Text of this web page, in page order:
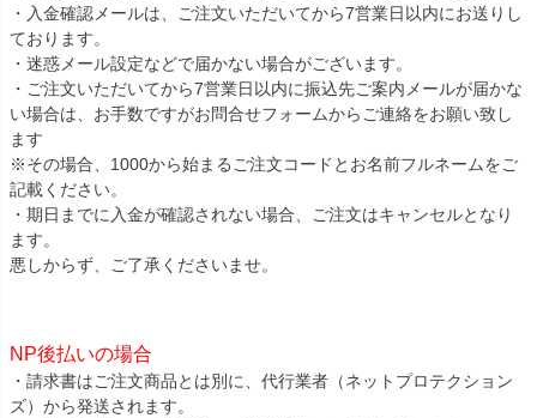
・入金確認メールは、ご注文いただいてから7営業日以内にお送りし
ております。
・迷惑メール設定などで届かない場合がございます。
・ご注文いただいてから7営業日以内に振込先ご案内メールが届かな
い場合は、お手数ですがお問合せフォームからご連絡をお願い致し
ます
※その場合、1000から始まるご注文コードとお名前フルネームをご
記載ください。
・期日までに入金が確認されない場合、ご注文はキャンセルとなり
ます。
悪しからず、ご了承くださいませ。
NP後払いの場合
・請求書はご注文商品とは別に、代行業者（ネットプロテクション
ズ）から発送されます。